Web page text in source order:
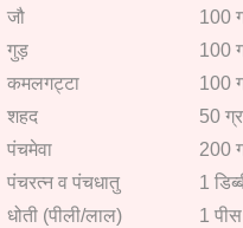
जौ
100
गुड़
100
कमलगट्टा
100
शहद
50
पंचमेवा
200
पंचरत्न व पंचधातु
1
धोती (पीली/लाल)
1 पीस